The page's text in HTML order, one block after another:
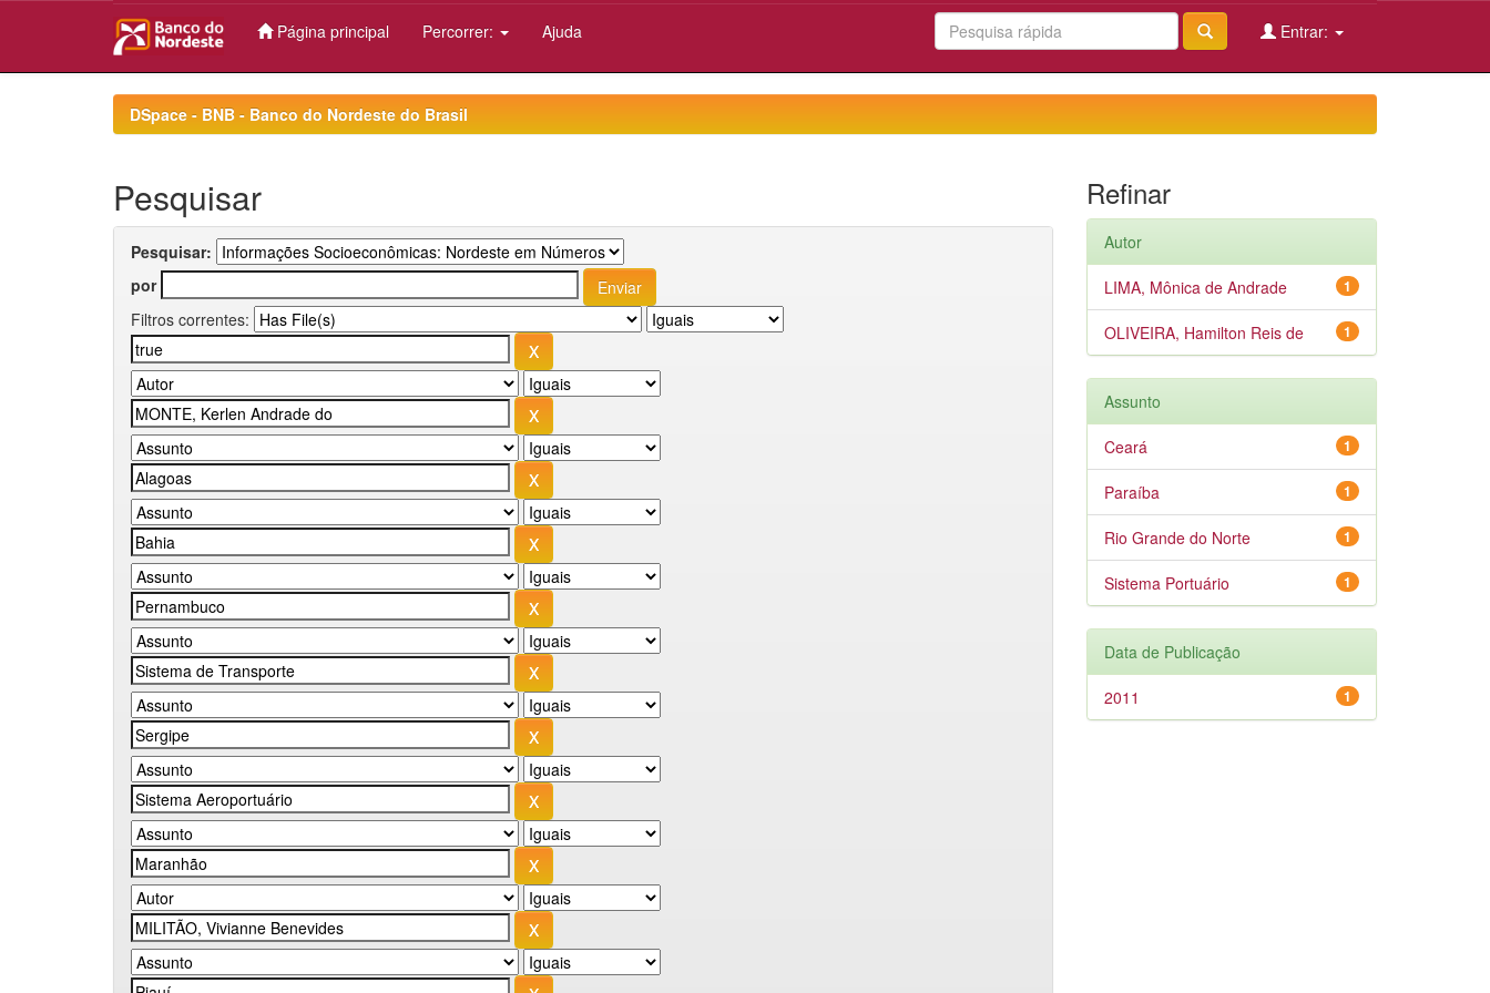
Página principal Percorrer: Ajuda Entrar:
DSpace - BNB - Banco do Nordeste do Brasil
Pesquisar
Pesquisar:
por
Filtros correntes:
Refinar
Autor
1
LIMA, Mônica de Andrade
1
OLIVEIRA, Hamilton Reis de
Assunto
1
Ceará
1
Paraíba
1
Rio Grande do Norte
1
Sistema Portuário
Data de Publicação
1
2011